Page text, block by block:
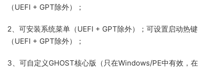
（UEFI + GPT除外）；
2、可安装系统菜单（UEFI + GPT除外）；可设置启动热键
（UEFI + GPT除外）；
3、可自定义GHOST核心版（只在Windows/PE中有效，在